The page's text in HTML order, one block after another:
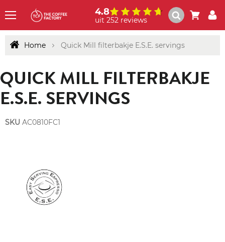
4.8
uit 252 reviews
Home Quick Mill filterbakje E.S.E. servings
QUICK MILL FILTERBAKJE
E.S.E. SERVINGS
SKU AC0810FC1